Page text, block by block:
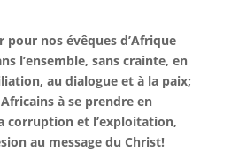
pour nos évêques d’Afrique
l’ensemble, sans crainte, en
au dialogue et à la paix;
à se prendre en
corruption et l’exploitation,
au message du Christ!